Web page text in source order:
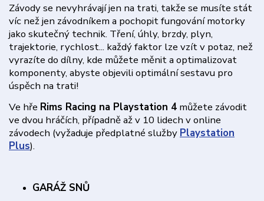
Závody se nevyhrávají jen na trati, takže se musíte stát
víc než jen závodníkem a pochopit fungování motorky
jako skutečný technik. Tření, úhly, brzdy, plyn,
trajektorie, rychlost... každý faktor lze vzít v potaz, než
vyrazíte do dílny, kde můžete měnit a optimalizovat
komponenty, abyste objevili optimální sestavu pro
úspěch na trati!
Ve hře Rims Racing na Playstation 4 můžete závodit
ve dvou hráčích, případně až v 10 lidech v online
závodech (vyžaduje předplatné služby Playstation
Plus).
GARÁŽ SNŮ